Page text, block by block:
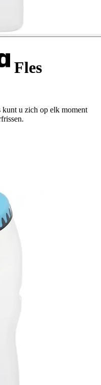
Fles
kunt u zich op elk moment